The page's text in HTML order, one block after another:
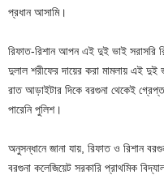
প্রধান আসামি।
রিফাত-রিশান আপন এই দুই ভাই সরাসরি
দুলাল শরীফের দায়ের করা মামলায় এই দুই
রাত আড়াইটার দিকে বরগুনা থেকেই
পারেনি পুলিশ।
অনুসন্ধানে জানা যায়, রিফাত ও রিশান
বরগুনা কলেজিয়েট সরকারি প্রাথমিক